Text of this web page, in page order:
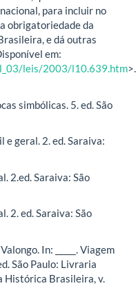
para incluir no
obrigatoriedade da
e dá outras
em:
leis/2003/l10.639.htm>.
simbólicas. 5. ed. São
geral. 2. ed. Saraiva:
2.ed. Saraiva: São
2. ed. Saraiva: São
In: _____. Viagem
São Paulo: Livraria
Brasileira, v.